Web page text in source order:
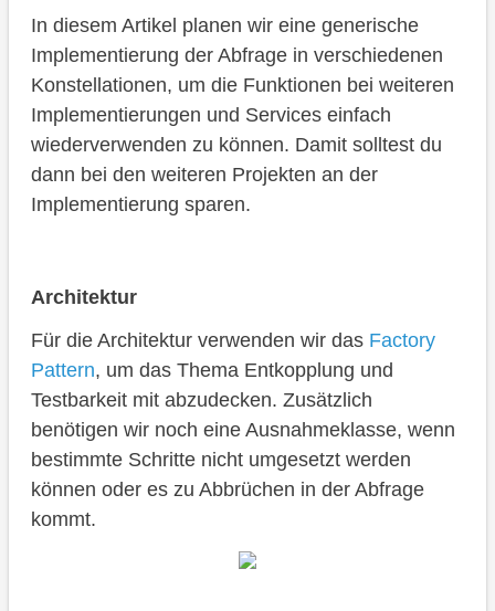
In diesem Artikel planen wir eine generische
Implementierung der Abfrage in verschiedenen
Konstellationen, um die Funktionen bei weiteren
Implementierungen und Services einfach
wiederverwenden zu können. Damit solltest du
dann bei den weiteren Projekten an der
Implementierung sparen.
Architektur
Für die Architektur verwenden wir das Factory
Pattern, um das Thema Entkopplung und
Testbarkeit mit abzudecken. Zusätzlich
benötigen wir noch eine Ausnahmeklasse, wenn
bestimmte Schritte nicht umgesetzt werden
können oder es zu Abbrüchen in der Abfrage
kommt.